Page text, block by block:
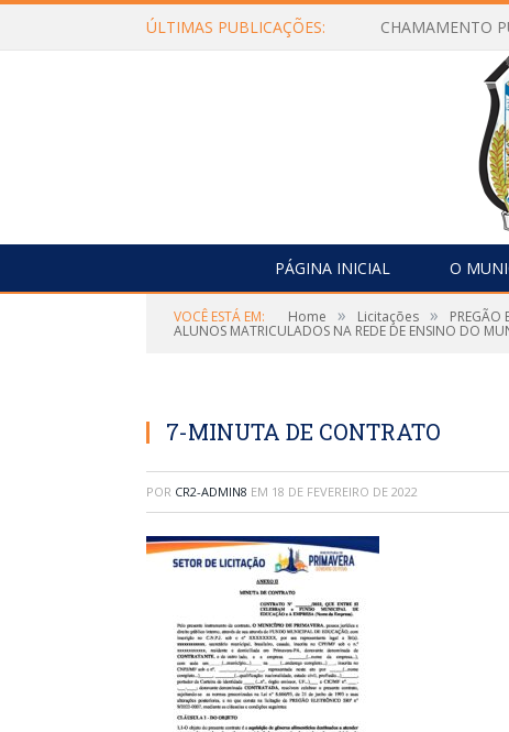
ÚLTIMAS PUBLICAÇÕES: Edital de
PÁGINA INICIAL O
VOCÊ ESTÁ EM: Home » Licitações » PREGÃO
ALUNOS MATRICULADOS NA REDE DE ENSINO DO
7-MINUTA DE CONTRATO
POR CR2-ADMIN8 EM 18 DE FEVEREIRO DE 2022